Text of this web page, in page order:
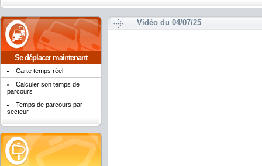
Se déplacer maintenant
Carte temps réel
Calculer son temps de
parcours
Temps de parcours par
secteur
Vidéo du 04/07/25